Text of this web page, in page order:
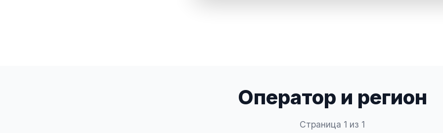
Оператор и регион
Страница 1 из 1